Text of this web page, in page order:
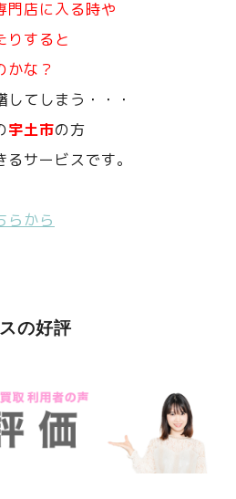
門店に入る時や
りすると
かな？
てしまう・・・
宇土市の方
サービスです。
らから
の好評